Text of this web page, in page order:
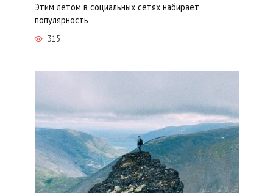
Этим летом в социальных сетях набирает
популярность
315